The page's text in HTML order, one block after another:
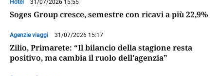
Hotel 31/07/2026 15:55
Soges Group cresce, semestre con ricavi a più 22,9%
Agenzie viaggi 31/07/2026 15:17
Zilio, Primarete: “Il bilancio della stagione resta
positivo, ma cambia il ruolo dell’agenzia”